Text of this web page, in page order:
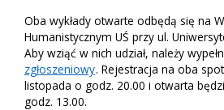
Oba wykłady otwarte odbędą się na
Humanistycznym UŚ przy ul.
Aby wziąć w nich udział, należy
zgłoszeniowy. Rejestracja na oba
listopada o godz. 20.00 i otwarta
godz. 13.00.